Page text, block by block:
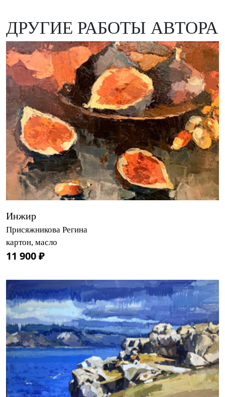
ДРУГИЕ РАБОТЫ АВТОРА
Инжир
Присяжникова Регина
картон, масло
11 900 ₽